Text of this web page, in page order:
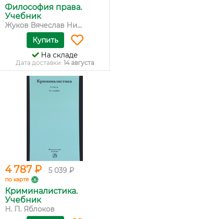
Философия права.
Учебник
Жуков Вячеслав Ни...
Купить
На складе
Дата доставки: 14 августа
4 787 ₽ 5 039 ₽
по карте
Криминалистика.
Учебник
Н. П. Яблоков